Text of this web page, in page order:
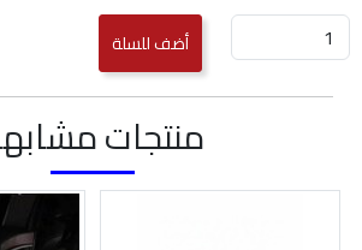
منتجات